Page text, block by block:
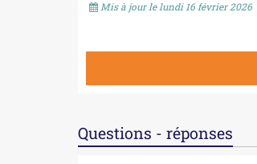
Mis à jour le lundi 16 février 2026
Questions - réponses